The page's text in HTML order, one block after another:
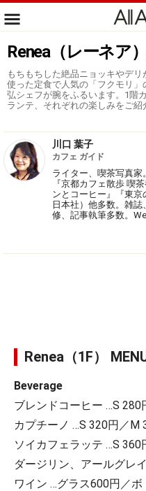
Renea（レーネア
もちもちした絶品ニョッキやデ
使った定食で人気の「フクモリ
弘シェフが腕をふるいます。1階
ランテ、それぞれの楽しみをご紹
川口 葉子
カフェ ガイド
ライター、喫茶写真家
『京都カフェ散歩 喫
ンとコーヒー』『東京
日本社）他多数。雑
修、記事執筆多数。
Renea（1F）
Beverage
ブレンドコーヒー …S 280
カプチーノ …S 320円／M
ソイカフェラッテ …S 360
ダージリン、アールグレ
ワイン …グラス600円／ボ